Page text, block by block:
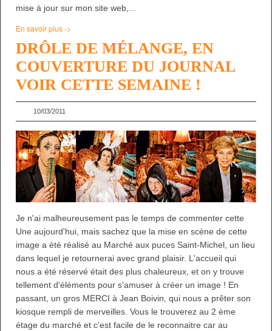
mise à jour sur mon site web,...
En savoir plus ->
DRÔLE DE MÉLANGE, EN
COUVERTURE DU JOURNAL
VOIR CETTE SEMAINE !
10/03/2011
Je n'ai malheureusement pas le temps de commenter cette
Une aujourd'hui, mais sachez que la mise en scène de cette
image a été réalisé au Marché aux puces Saint-Michel, un lieu
dans lequel je retournerai avec grand plaisir. L'accueil qui
nous a été réservé était des plus chaleureux, et on y trouve
tellement d'éléments pour s'amuser à créer un image ! En
passant, un gros MERCI à Jean Boivin, qui nous a prêter son
kiosque rempli de merveilles. Vous le trouverez au 2 ème
étage du marché et c'est facile de le reconnaitre car au